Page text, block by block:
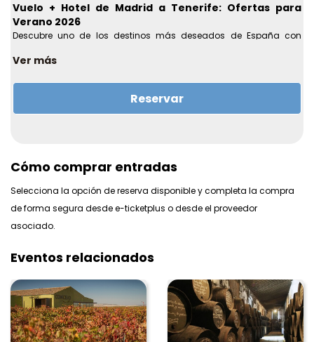
Vuelo + Hotel de Madrid a Tenerife: Ofertas para
Verano 2026
Descubre uno de los destinos más deseados de España con
para este verano 2026. Playas volcánicas, clima perfecto todo el
Reserva ahora tu viaje completo desde Madrid y disfruta de la
Ver más
Reservar
Cómo comprar entradas
Selecciona la opción de reserva disponible y completa la compra
de forma segura desde e-ticketplus o desde el proveedor
asociado.
Eventos relacionados